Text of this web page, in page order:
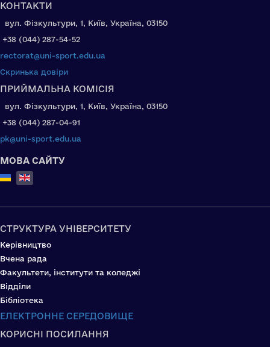
КОНТАКТИ
вул. Фізкультури, 1, Київ, Україна, 03150
+38 (044) 287-54-52
rectorat@uni-sport.edu.ua
Скринька довіри
ПРИЙМАЛЬНА КОМІСІЯ
вул. Фізкультури, 1, Київ, Україна, 03150
+38 (044) 287-04-91
pk@uni-sport.edu.ua
МОВА САЙТУ
Select your language
СТРУКТУРА УНІВЕРСИТЕТУ
Керівництво
Вчена рада
Факультети, інститути та коледжі
Відділи
Бібліотека
ЕЛЕКТРОННЕ СЕРЕДОВИЩЕ
КОРИСНІ ПОСИЛАННЯ